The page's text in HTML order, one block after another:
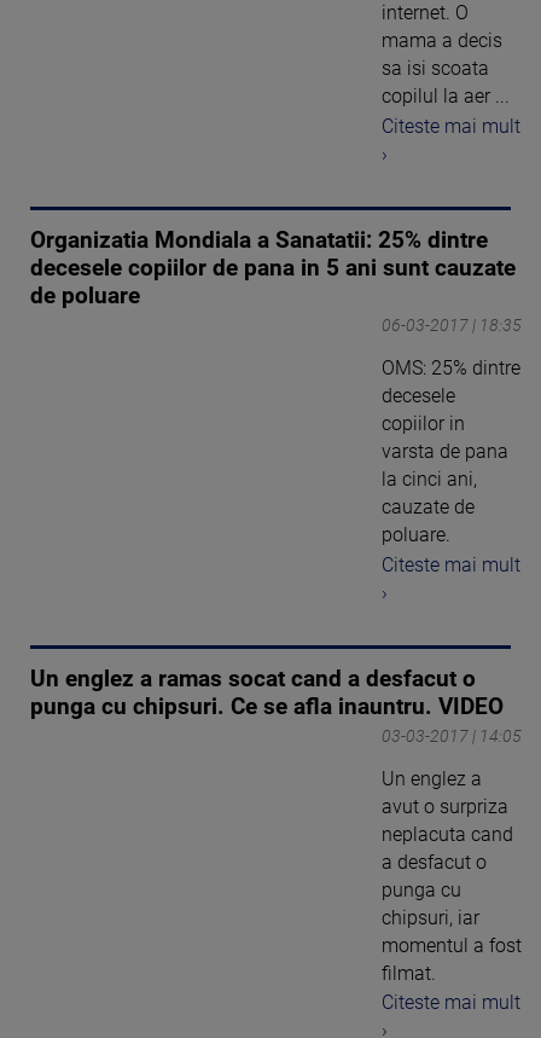
internet. O
mama a decis
sa isi scoata
copilul la aer ...
Citeste mai mult
›
Organizatia Mondiala a Sanatatii: 25% dintre
decesele copiilor de pana in 5 ani sunt cauzate
de poluare
06-03-2017 | 18:35
OMS: 25% dintre
decesele
copiilor in
varsta de pana
la cinci ani,
cauzate de
poluare.
Citeste mai mult
›
Un englez a ramas socat cand a desfacut o
punga cu chipsuri. Ce se afla inauntru. VIDEO
03-03-2017 | 14:05
Un englez a
avut o surpriza
neplacuta cand
a desfacut o
punga cu
chipsuri, iar
momentul a fost
filmat.
Citeste mai mult
›